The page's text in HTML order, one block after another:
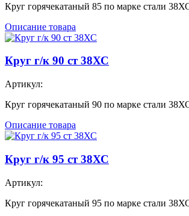
Круг горячекатаный 85 по марке стали
Описание товара
Круг г/к 90 ст 38ХС
Артикул:
Круг горячекатаный 90 по марке стали
Описание товара
Круг г/к 95 ст 38ХС
Артикул:
Круг горячекатаный 95 по марке стали